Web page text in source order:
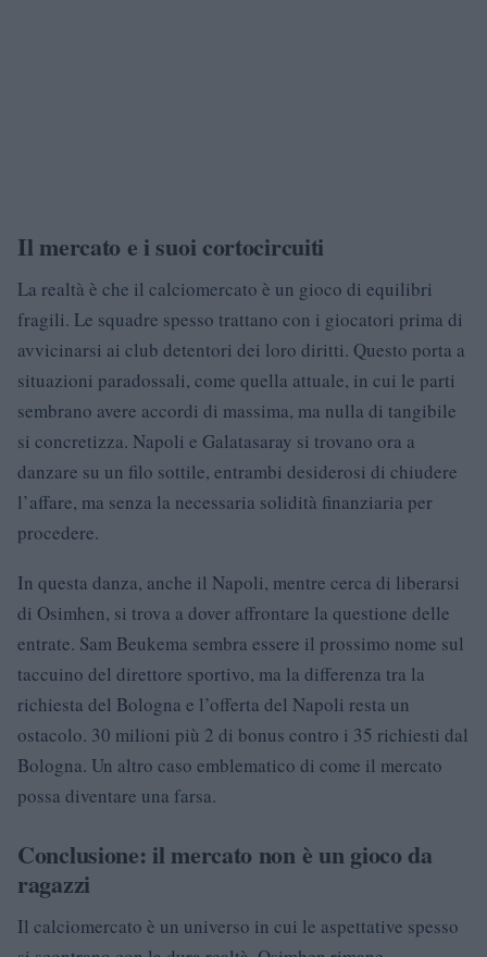
Il mercato e i suoi cortocircuiti
La realtà è che il calciomercato è un gioco di equilibri
fragili. Le squadre spesso trattano con i giocatori prima di
avvicinarsi ai club detentori dei loro diritti. Questo porta a
situazioni paradossali, come quella attuale, in cui le parti
sembrano avere accordi di massima, ma nulla di tangibile
si concretizza. Napoli e Galatasaray si trovano ora a
danzare su un filo sottile, entrambi desiderosi di chiudere
l’affare, ma senza la necessaria solidità finanziaria per
procedere.
In questa danza, anche il Napoli, mentre cerca di liberarsi
di Osimhen, si trova a dover affrontare la questione delle
entrate. Sam Beukema sembra essere il prossimo nome sul
taccuino del direttore sportivo, ma la differenza tra la
richiesta del Bologna e l’offerta del Napoli resta un
ostacolo. 30 milioni più 2 di bonus contro i 35 richiesti dal
Bologna. Un altro caso emblematico di come il mercato
possa diventare una farsa.
Conclusione: il mercato non è un gioco da
ragazzi
Il calciomercato è un universo in cui le aspettative spesso